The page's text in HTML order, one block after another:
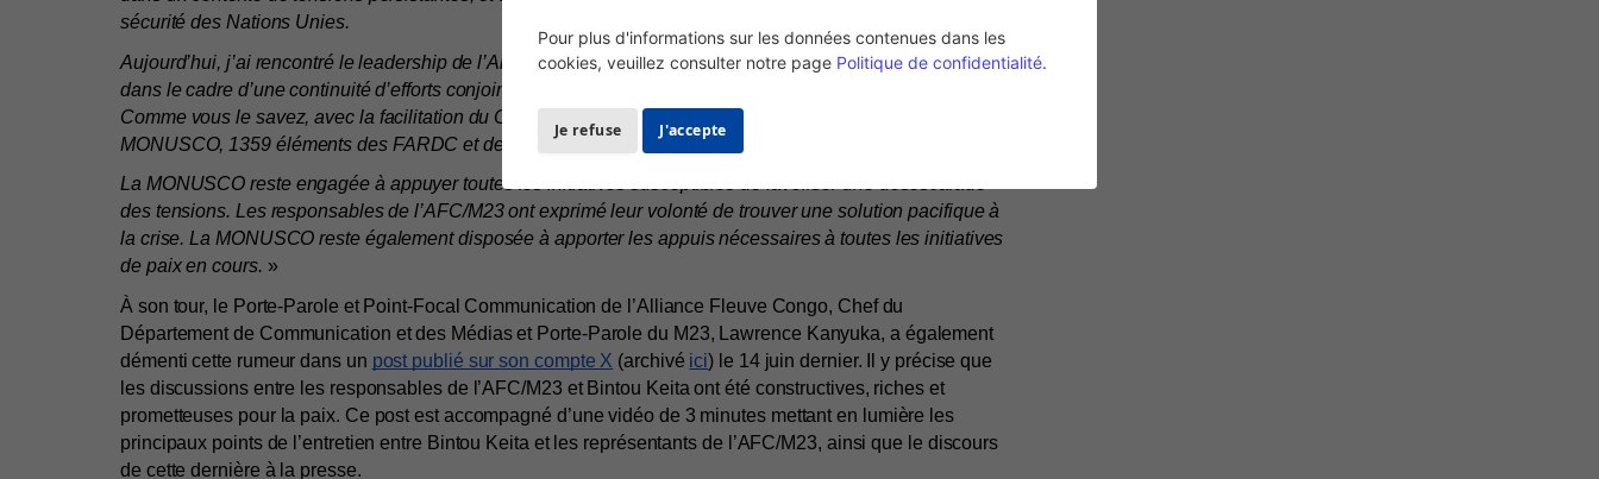
sécurité des Nations Unies.
Aujourd’hui, j’ai rencontré le leadership de l’Alliance Fleuve Congo (AFC/M23). Cette rencontre s’inscrit
dans le cadre d’une continuité d’efforts conjoints entamés depuis quelques mois au profit de la population.
Comme vous le savez, avec la facilitation du CICR, du gouvernement congolais, de l’AFC/M23 et de la
MONUSCO, 1359 éléments des FARDC et de la PNC ont été transférés de Goma à Kinshasa.
La MONUSCO reste engagée à appuyer toutes les initiatives susceptibles de favoriser une désescalade
des tensions. Les responsables de l’AFC/M23 ont exprimé leur volonté de trouver une solution pacifique à
la crise. La MONUSCO reste également disposée à apporter les appuis nécessaires à toutes les initiatives
de paix en cours. »
À son tour, le Porte-Parole et Point-Focal Communication de l’Alliance Fleuve Congo, Chef du
Département de Communication et des Médias et Porte-Parole du M23, Lawrence Kanyuka, a également
démenti cette rumeur dans un post publié sur son compte X (archivé ici) le 14 juin dernier. Il y précise que
les discussions entre les responsables de l’AFC/M23 et Bintou Keita ont été constructives, riches et
prometteuses pour la paix. Ce post est accompagné d’une vidéo de 3 minutes mettant en lumière les
principaux points de l’entretien entre Bintou Keita et les représentants de l’AFC/M23, ainsi que le discours
de cette dernière à la presse.
Pour plus d'informations sur les données contenues dans les
cookies, veuillez consulter notre page Politique de confidentialité.
Je refuse J'accepte